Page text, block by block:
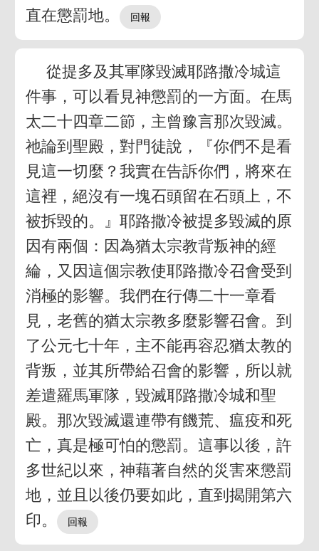
直在懲罰地。
從提多及其軍隊毀滅耶路撒冷城這
件事，可以看見神懲罰的一方面。在馬
太二十四章二節，主曾豫言那次毀滅。
祂論到聖殿，對門徒說，『你們不是看
見這一切麼？我實在告訴你們，將來在
這裡，絕沒有一塊石頭留在石頭上，不
被拆毀的。』耶路撒冷被提多毀滅的原
因有兩個：因為猶太宗教背叛神的經
綸，又因這個宗教使耶路撒冷召會受到
消極的影響。我們在行傳二十一章看
見，老舊的猶太宗教多麼影響召會。到
了公元七十年，主不能再容忍猶太教的
背叛，並其所帶給召會的影響，所以就
差遣羅馬軍隊，毀滅耶路撒冷城和聖
殿。那次毀滅還連帶有饑荒、瘟疫和死
亡，真是極可怕的懲罰。這事以後，許
多世紀以來，神藉著自然的災害來懲罰
地，並且以後仍要如此，直到揭開第六
印。